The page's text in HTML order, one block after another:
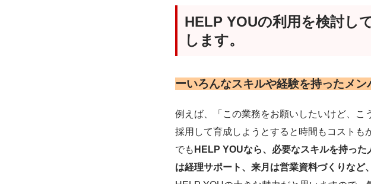
HELP YOUの利用を検討し
します。
ーいろんなスキルや経験を持ったメン
例えば、「この業務をお願いしたいけど、
採用して育成しようとすると時間もコストも
でも HELP YOUなら、必要なスキルを持っ
は経理サポート、来月は営業資料づくりな